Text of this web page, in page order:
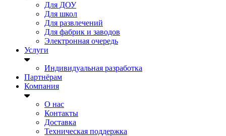
Для ДОУ
Для школ
Для развлечений
Для фабрик и заводов
Электронная очередь
Услуги
Индивидуальная разработка
Партнёрам
Компания
О нас
Контакты
Доставка
Техническая поддержка